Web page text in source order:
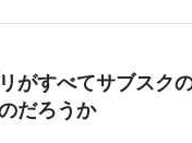
がすべてサブスク
だろうか